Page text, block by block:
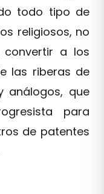
todo tipo de
religiosos, no
convertir a los
las riberas de
análogos, que
para
de patentes